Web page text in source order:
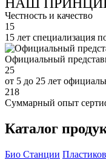
Честность и качество
15
15 лет специализация
Официальный
25
от 5 до 25 лет
218
Суммарный опыт
Каталог
Био Станции